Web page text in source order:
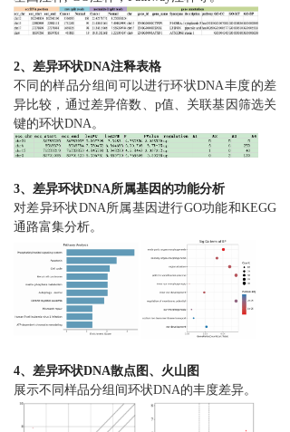
2、差异环状DNA注释表格
不同的样品分组间可以进行环状DNA丰度的差
异比较，通过差异倍数、p值、关联基因筛选关
键的环状DNA。
3、差异环状DNA所属基因的功能分析
对差异环状DNA所属基因进行GO功能和KEGG
通路富集分析。
4、差异环状DNA散点图、火山图
展示不同样品分组间环状DNA的丰度差异。